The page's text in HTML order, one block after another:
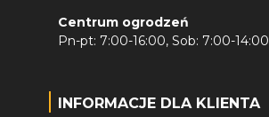
Centrum ogrodzeń
Pn-pt: 7:00-16:00, Sob: 7:00-14:00
INFORMACJE DLA KLIENTA